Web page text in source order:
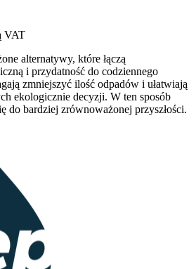
VAT
alternatywy, które łączą
i przydatność do codziennego
zmniejszyć ilość odpadów i ułatwiają
ekologicznie decyzji. W ten sposób
do bardziej zrównoważonej przyszłości.